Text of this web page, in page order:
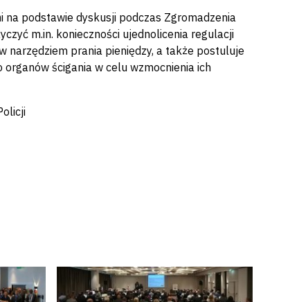
podstawie dyskusji podczas Zgromadzenia
m.in. konieczności ujednolicenia regulacji
prania pieniędzy, a także postuluje
ścigania w celu wzmocnienia ich